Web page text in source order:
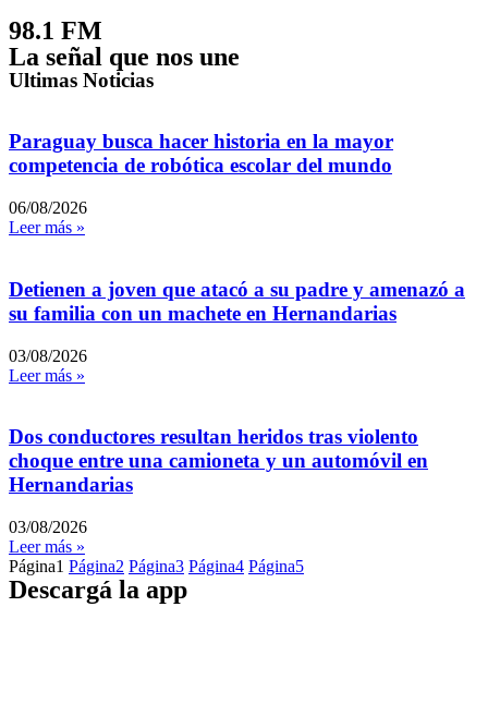
98.1 FM
La señal que nos une
Ultimas Noticias
Paraguay busca hacer historia en la mayor
competencia de robótica escolar del mundo
06/08/2026
Leer más »
Detienen a joven que atacó a su padre y amenazó a
su familia con un machete en Hernandarias
03/08/2026
Leer más »
Dos conductores resultan heridos tras violento
choque entre una camioneta y un automóvil en
Hernandarias
03/08/2026
Leer más »
Página1 Página2 Página3 Página4 Página5
Descargá la app